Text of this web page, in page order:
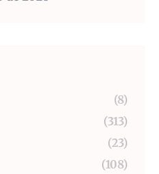
(8)
(313)
(23)
(108)